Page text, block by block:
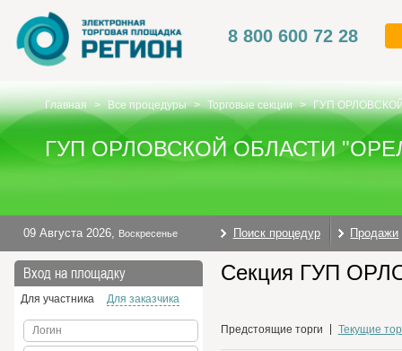
8 800 600 72 28
Главная > Все процедуры > Торговые секции > ГУП
ГУП ОРЛОВСКОЙ ОБЛАСТИ
09 Августа 2026, Воскресенье Поиск процедур Продажи
Вход на площадку
Для участника Для заказчика
Логин
Секция ГУП
Предстоящие торги Текущие